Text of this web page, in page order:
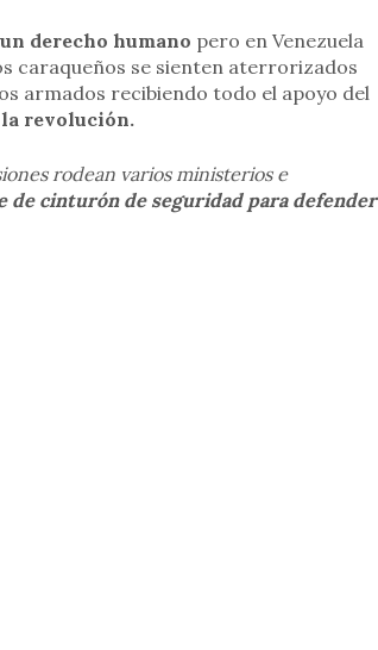
derecho humano pero en Venezuela
caraqueños se sienten aterrorizados
armados recibiendo todo el apoyo del
revolución.
rodean varios ministerios e
de cinturón de seguridad para defender